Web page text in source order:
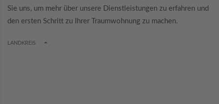
Sie uns, um mehr über unsere Dienstleistungen zu erfahren und
den ersten Schritt zu Ihrer Traumwohnung zu machen.
LANDKREIS TOGGLE DROPDOWN